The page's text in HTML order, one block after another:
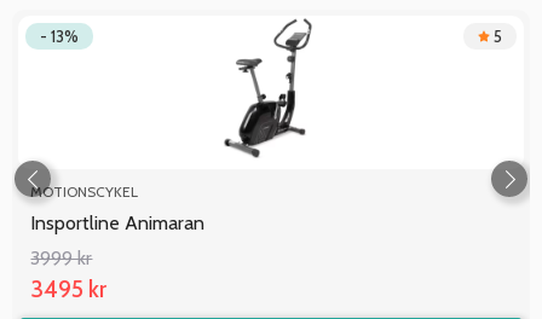
- 13% 5
MOTIONSCYKEL
Insportline Animaran
3999 kr
3495 kr